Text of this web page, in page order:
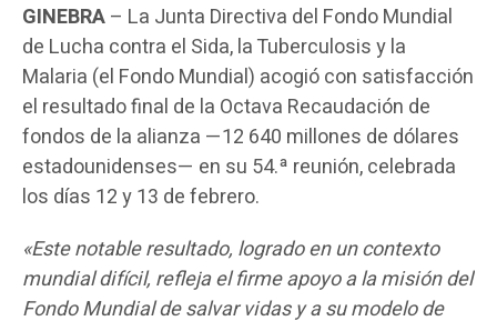
GINEBRA– La Junta Directiva del Fondo Mundial
de Lucha contra el Sida, la Tuberculosis y la
Malaria (el Fondo Mundial) acogió con satisfacción
el resultado final de la Octava Recaudación de
fondos de la alianza —12 640 millones de dólares
estadounidenses— en su 54.ª reunión, celebrada
los días 12 y 13 de febrero.
«Este notable resultado, logrado en un contexto
mundial difícil, refleja el firme apoyo a la misión del
Fondo Mundial de salvar vidas y a su modelo de